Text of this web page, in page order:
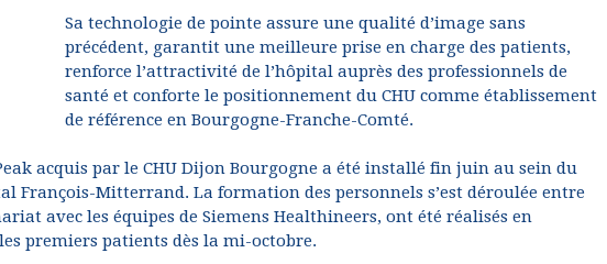
Sa technologie de pointe assure une qualité d’image sans
précédent, garantit une meilleure prise en charge des patients,
renforce l’attractivité de l’hôpital auprès des professionnels de
santé et conforte le positionnement du CHU comme établissement
de référence en Bourgogne-Franche-Comté.
acquis par le CHU Dijon Bourgogne a été installé fin juin au sein du
François-Mitterrand. La formation des personnels s’est déroulée entre
avec les équipes de Siemens Healthineers, ont été réalisés en
premiers patients dès la mi-octobre.